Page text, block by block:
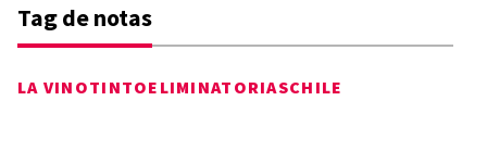
Tag de notas
LA VINOTINTOELIMINATORIASCHILE